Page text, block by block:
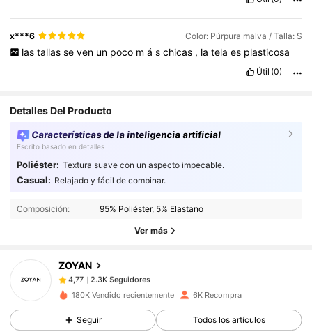
x***6 Color: Púrpura malva / Talla: S
las tallas se ven un poco m á s chicas , la tela es plasticosa
Útil (0)
Detalles Del Producto
Características de la inteligencia artificial
Escrito basado en detalles
Poliéster: Textura suave con un aspecto impecable.
Casual: Relajado y fácil de combinar.
Composición: 95% Poliéster, 5% Elastano
Ver más
ZOYAN
4,77 2.3K Seguidores
4,77
2.3K Seguidores
d***3pagóHace 1 día
4,77 2.3K Seguidores
180K Vendido recientemente 6K Recompra
Seguir Todos los artículos